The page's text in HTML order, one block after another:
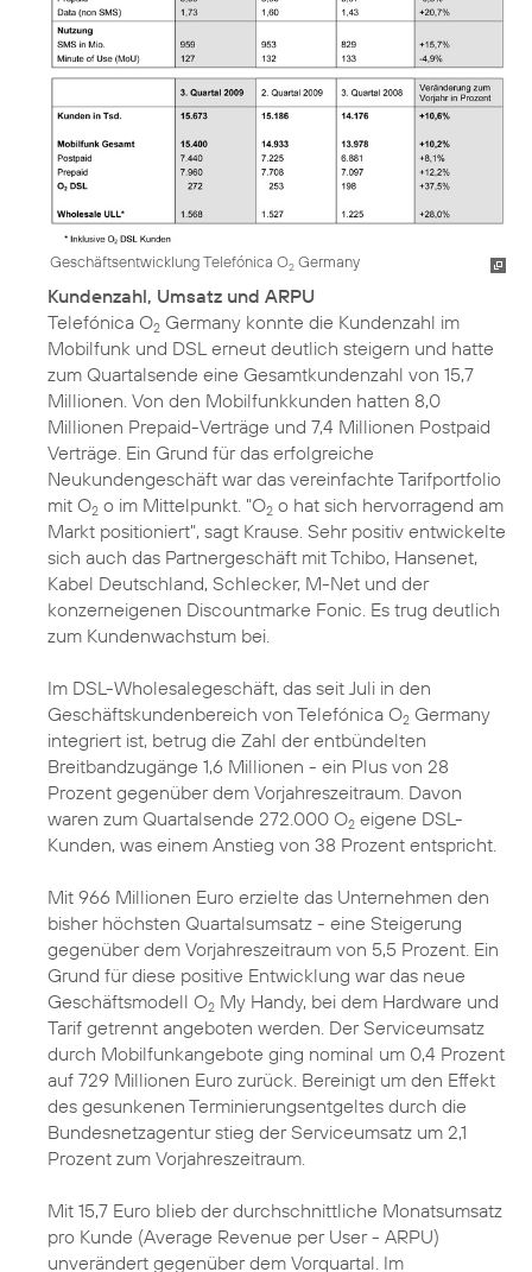
Geschäftsentwicklung Telefónica O2 Germany
Kundenzahl, Umsatz und ARPU
Telefónica O2 Germany konnte die Kundenzahl im
Mobilfunk und DSL erneut deutlich steigern und hatte
zum Quartalsende eine Gesamtkundenzahl von 15,7
Millionen. Von den Mobilfunkkunden hatten 8,0
Millionen Prepaid-Verträge und 7,4 Millionen Postpaid
Verträge. Ein Grund für das erfolgreiche
Neukundengeschäft war das vereinfachte Tarifportfolio
mit O2 o im Mittelpunkt. "O2 o hat sich hervorragend am
Markt positioniert", sagt Krause. Sehr positiv entwickelte
sich auch das Partnergeschäft mit Tchibo, Hansenet,
Kabel Deutschland, Schlecker, M-Net und der
konzerneigenen Discountmarke Fonic. Es trug deutlich
zum Kundenwachstum bei.
Im DSL-Wholesalegeschäft, das seit Juli in den
Geschäftskundenbereich von Telefónica O2 Germany
integriert ist, betrug die Zahl der entbündelten
Breitbandzugänge 1,6 Millionen - ein Plus von 28
Prozent gegenüber dem Vorjahreszeitraum. Davon
waren zum Quartalsende 272.000 O2 eigene DSL-
Kunden, was einem Anstieg von 38 Prozent entspricht.
Mit 966 Millionen Euro erzielte das Unternehmen den
bisher höchsten Quartalsumsatz - eine Steigerung
gegenüber dem Vorjahreszeitraum von 5,5 Prozent. Ein
Grund für diese positive Entwicklung war das neue
Geschäftsmodell O2 My Handy, bei dem Hardware und
Tarif getrennt angeboten werden. Der Serviceumsatz
durch Mobilfunkangebote ging nominal um 0,4 Prozent
auf 729 Millionen Euro zurück. Bereinigt um den Effekt
des gesunkenen Terminierungsentgeltes durch die
Bundesnetzagentur stieg der Serviceumsatz um 2,1
Prozent zum Vorjahreszeitraum.
Mit 15,7 Euro blieb der durchschnittliche Monatsumsatz
pro Kunde (Average Revenue per User - ARPU)
unverändert gegenüber dem Vorquartal. Im